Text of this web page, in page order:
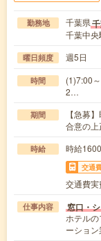
勤務地 千葉県
千葉中
曜日頻度 週5日
時間
(1)7:00
2…
期間
【急募
合意の
時給 時給
交通
交通費実
仕事内容 窓口・
ホテル
ーショ